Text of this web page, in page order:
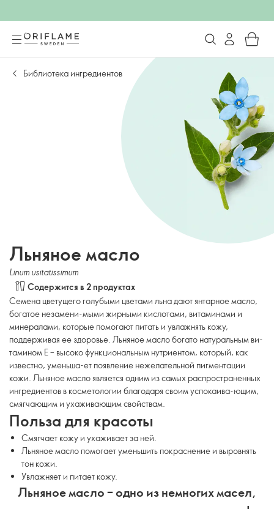
Библиотека ингредиентов
Льняное масло
Linum usitatissimum
Содержится в 2 продуктах
Семена цветущего голубыми цветами льна дают янтарное масло,
богатое незамени-мыми жирными кислотами, витаминами и
минералами, которые помогают питать и увлажнять кожу,
поддерживая ее здоровье. Льняное масло богато натуральным ви-
тамином Е – высоко функциональным нутриентом, который, как
известно, уменьша-ет появление нежелательной пигментации
кожи. Льняное масло является одним из самых распространенных
ингредиентов в косметологии благодаря своим успокаива-ющим,
смягчающим и ухаживающим свойствам.
Польза для красоты
Смягчает кожу и ухаживает за ней.
Льняное масло помогает уменьшить покраснение и выровнять
тон кожи.
Увлажняет и питает кожу.
Льняное масло – одно из немногих масел,